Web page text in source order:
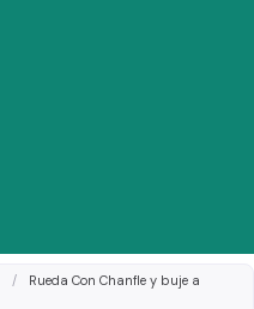
/
Rueda Con Chanfle y buje a